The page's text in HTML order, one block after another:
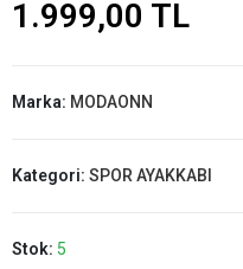
1.999,00 TL
Marka: MODAONN
Kategori: SPOR AYAKKABI
Stok: 5